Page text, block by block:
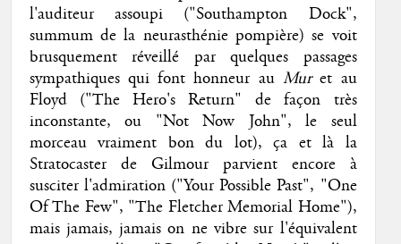
l'auditeur assoupi ("Southampton Dock",
summum de la neurasthénie pompière) se voit
brusquement réveillé par quelques passages
sympathiques qui font honneur au Muret au
Floyd ("The Hero's Return" de façon très
inconstante, ou "Not Now John", le seul
morceau vraiment bon du lot), ça et là la
Stratocaster de Gilmour parvient encore à
susciter l'admiration ("Your Possible Past", "One
Of The Few", "The Fletcher Memorial Home"),
mais jamais, jamais on ne vibre sur l'équivalent